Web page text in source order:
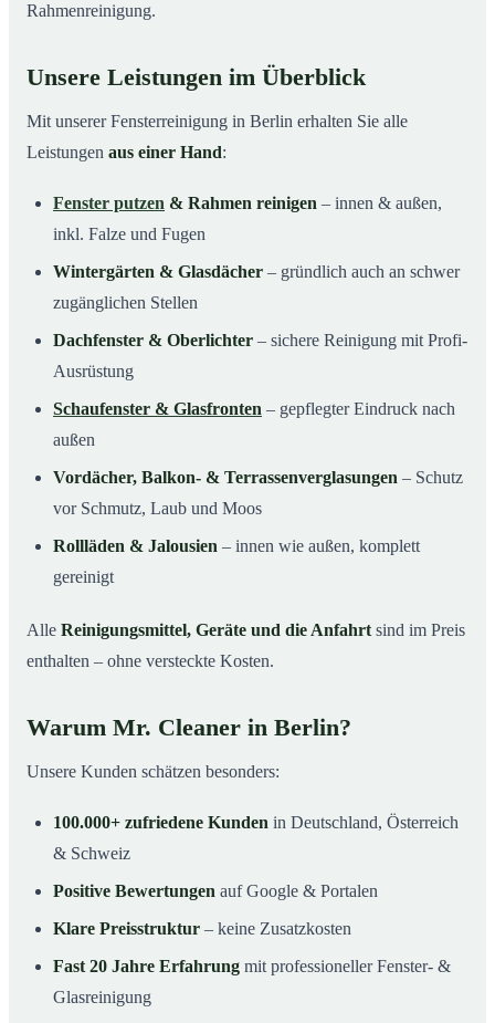
Rahmenreinigung.
Unsere Leistungen im Überblick
Mit unserer Fensterreinigung in Berlin erhalten Sie alle
Leistungen aus einer Hand:
Fenster putzen & Rahmen reinigen – innen & außen,
inkl. Falze und Fugen
Wintergärten & Glasdächer – gründlich auch an schwer
zugänglichen Stellen
Dachfenster & Oberlichter – sichere Reinigung mit Profi-
Ausrüstung
Schaufenster & Glasfronten – gepflegter Eindruck nach
außen
Vordächer, Balkon- & Terrassenverglasungen – Schutz
vor Schmutz, Laub und Moos
Rollläden & Jalousien – innen wie außen, komplett
gereinigt
Alle Reinigungsmittel, Geräte und die Anfahrt sind im Preis
enthalten – ohne versteckte Kosten.
Warum Mr. Cleaner in Berlin?
Unsere Kunden schätzen besonders:
100.000+ zufriedene Kunden in Deutschland, Österreich
& Schweiz
Positive Bewertungen auf Google & Portalen
Klare Preisstruktur – keine Zusatzkosten
Fast 20 Jahre Erfahrung mit professioneller Fenster- &
Glasreinigung